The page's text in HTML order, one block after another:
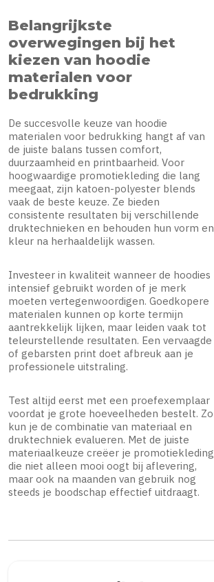
Belangrijkste
overwegingen bij het
kiezen van hoodie
materialen voor
bedrukking
De succesvolle keuze van hoodie
materialen voor bedrukking hangt af van
de juiste balans tussen comfort,
duurzaamheid en printbaarheid. Voor
hoogwaardige promotiekleding die lang
meegaat, zijn katoen-polyester blends
vaak de beste keuze. Ze bieden
consistente resultaten bij verschillende
druktechnieken en behouden hun vorm en
kleur na herhaaldelijk wassen.
Investeer in kwaliteit wanneer de hoodies
intensief gebruikt worden of je merk
moeten vertegenwoordigen. Goedkopere
materialen kunnen op korte termijn
aantrekkelijk lijken, maar leiden vaak tot
teleurstellende resultaten. Een vervaagde
of gebarsten print doet afbreuk aan je
professionele uitstraling.
Test altijd eerst met een proefexemplaar
voordat je grote hoeveelheden bestelt. Zo
kun je de combinatie van materiaal en
druktechniek evalueren. Met de juiste
materiaalkeuze creëer je promotiekleding
die niet alleen mooi oogt bij aflevering,
maar ook na maanden van gebruik nog
steeds je boodschap effectief uitdraagt.